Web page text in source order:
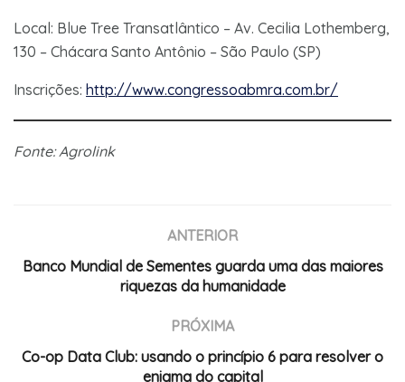
Local: Blue Tree Transatlântico – Av. Cecilia Lothemberg,
130 – Chácara Santo Antônio – São Paulo (SP)
Inscrições: http://www.congressoabmra.com.br/
Fonte: Agrolink
ANTERIOR
Banco Mundial de Sementes guarda uma das maiores
riquezas da humanidade
PRÓXIMA
Co-op Data Club: usando o princípio 6 para resolver o
enigma do capital